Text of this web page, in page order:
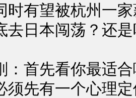
时有望被杭州一
去日本闯荡？还
首先看你最适合
须先有一个心理